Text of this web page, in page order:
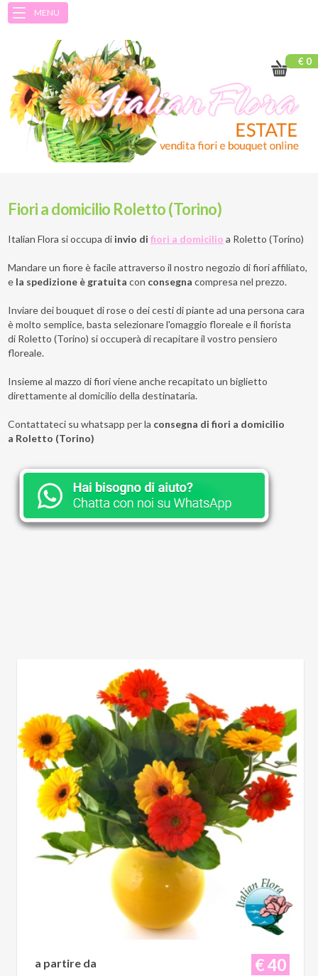
MENU
€ 0
Fiori a domicilio Roletto (Torino)
Italian Flora si occupa di invio difiori a domicilio a Roletto (Torino)
Mandare un fiore è facile attraverso il nostro negozio di fiori affiliato,
e la spedizione è gratuita con consegna compresa nel prezzo.
Inviare dei bouquet di rose o dei cesti di piante ad una persona cara
è molto semplice, basta selezionare l'omaggio floreale e il fiorista
di Roletto (Torino) si occuperà di recapitare il vostro pensiero
floreale.
Insieme al mazzo di fiori viene anche recapitato un biglietto
direttamente al domicilio della destinataria.
Contattateci su whatsapp per la consegna di fiori a domicilio
a Roletto (Torino)
€ 40
a partire da